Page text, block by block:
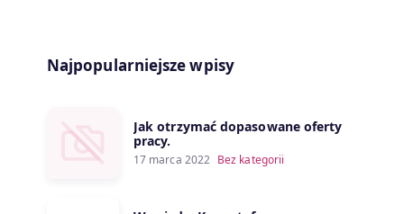
Najpopularniejsze wpisy
Jak otrzymać dopasowane oferty
pracy.
17 marca 2022 Bez kategorii